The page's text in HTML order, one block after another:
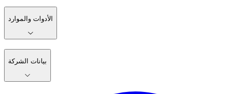
الأدوات والموارد
بيانات الشركة